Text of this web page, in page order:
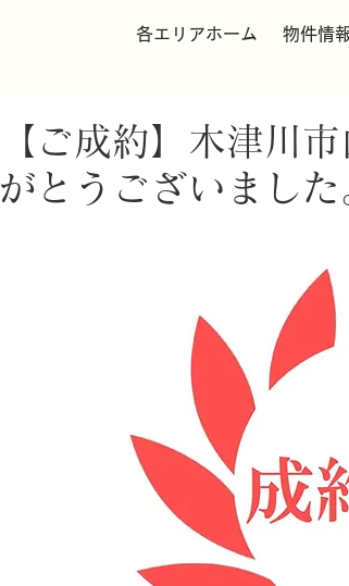
各エリアホーム 物件情
【ご成約】木津川
がとうございました